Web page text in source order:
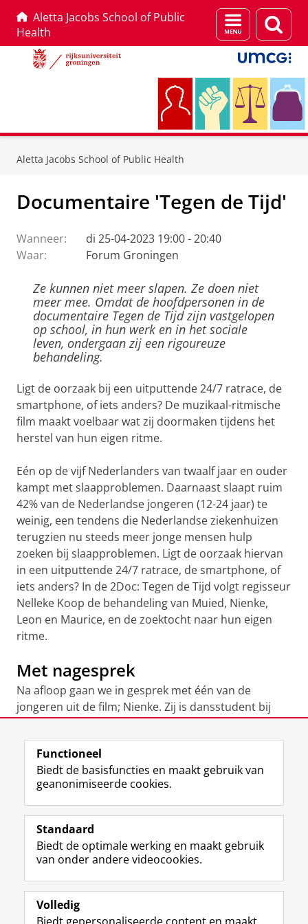
Aletta Jacobs School of Public
Health
Menu
en
zoeken
Aletta Jacobs School of Public Health
Documentaire 'Tegen de Tijd'
Wanneer:
di 25-04-2023 19:00 - 20:40
Waar:
Forum Groningen
Ze kunnen niet meer slapen. Ze doen niet
meer mee. Omdat de hoofdpersonen in de
documentaire Tegen de Tijd zijn vastgelopen
op school, in hun werk en in het sociale
leven, ondergaan zij een rigoureuze
behandeling.
Ligt de oorzaak bij een uitputtende 24/7 ratrace, de
smartphone, of iets anders? De muzikaal-ritmische
film maakt voelbaar wat zij doormaken tijdens het
herstel van hun eigen ritme.
Eén op de vijf Nederlanders van twaalf jaar en ouder
kampt met slaapproblemen. Daarnaast slaapt ruim
42% van de Nederlandse jongeren (12-24 jaar) te
weinig, een tendens die Nederlandse ziekenhuizen
terugzien nu steeds meer jonge mensen hulp
zoeken bij slaapproblemen. Ligt de oorzaak hiervan
in een uitputtende 24/7 ratrace, de smartphone, of
iets anders? In de 2Doc: Tegen de Tijd volgt regisseur
Nelleke Koop de behandeling van Muied, Nienke,
Leon en Maurice, en de zoektocht naar hun eigen
ritme.
Met nagesprek
Na afloop gaan we in gesprek met één van de
jongeren uit de film; Nienke. Zij is dansstudent bij
Lucia Martas in Groningen. Ook aanwezig is Karin
van Rijn; slaapexpert van slaapcentrum Sein in
Zwolle.
Meer info & tickets
Deel dit Facebook LinkedIn
Functioneel
Biedt de basisfuncties en maakt gebruik van
geanonimiseerde cookies.
Standaard
Biedt de optimale werking en maakt gebruik
van onder andere videocookies.
Volledig